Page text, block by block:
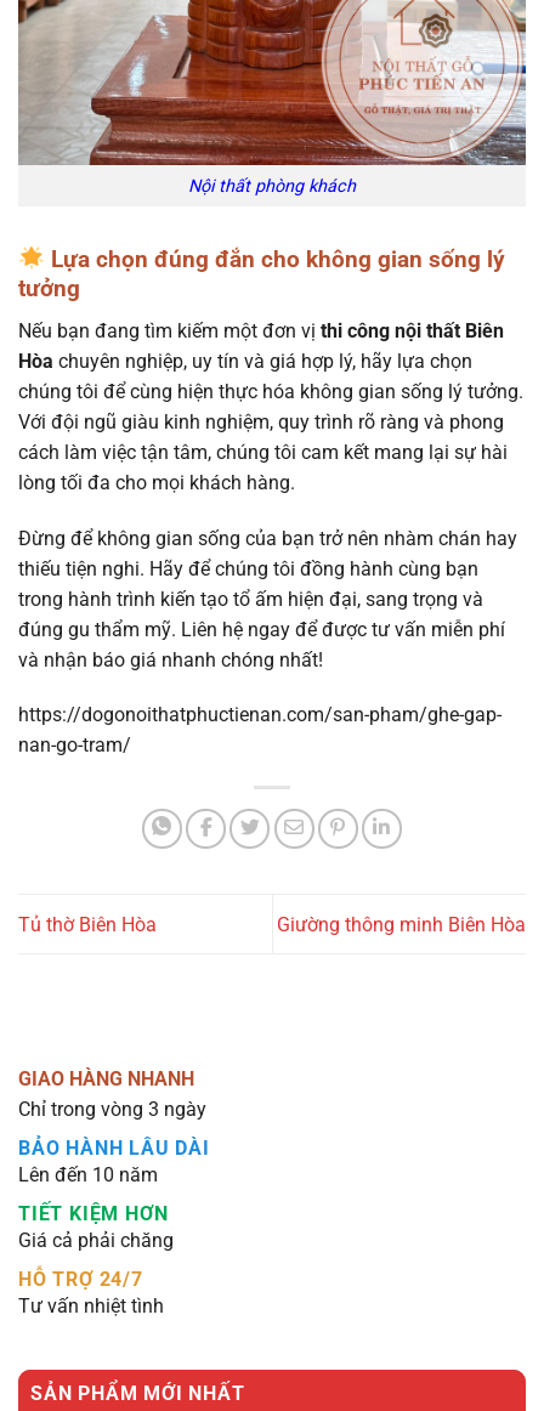
Nội thất phòng khách
Lựa chọn đúng đắn cho không gian sống lý
tưởng
Nếu bạn đang tìm kiếm một đơn vị thi công nội thất Biên
Hòa chuyên nghiệp, uy tín và giá hợp lý, hãy lựa chọn
chúng tôi để cùng hiện thực hóa không gian sống lý tưởng.
Với đội ngũ giàu kinh nghiệm, quy trình rõ ràng và phong
cách làm việc tận tâm, chúng tôi cam kết mang lại sự hài
lòng tối đa cho mọi khách hàng.
Đừng để không gian sống của bạn trở nên nhàm chán hay
thiếu tiện nghi. Hãy để chúng tôi đồng hành cùng bạn
trong hành trình kiến tạo tổ ấm hiện đại, sang trọng và
đúng gu thẩm mỹ. Liên hệ ngay để được tư vấn miễn phí
và nhận báo giá nhanh chóng nhất!
https://dogonoithatphuctienan.com/san-pham/ghe-gap-
nan-go-tram/
Tủ thờ Biên Hòa Giường thông minh Biên Hòa
GIAO HÀNG NHANH
Chỉ trong vòng 3 ngày
BẢO HÀNH LÂU DÀI
Lên đến 10 năm
TIẾT KIỆM HƠN
Giá cả phải chăng
HỖ TRỢ 24/7
Tư vấn nhiệt tình
SẢN PHẨM MỚI NHẤT